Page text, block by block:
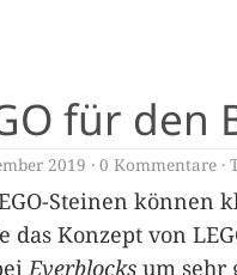
für den
2019 0 Kommentare
Steinen können
das Konzept von
Everblocks um sehr